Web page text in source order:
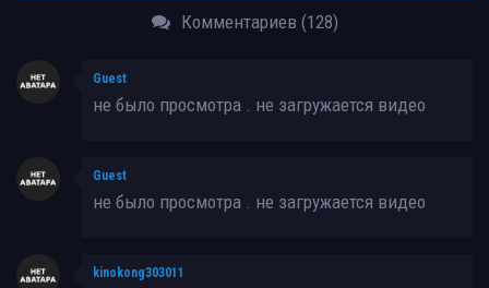
Комментариев (128)
Guest
не было просмотра . не загружается видео
Guest
не было просмотра . не загружается видео
kinokong303011